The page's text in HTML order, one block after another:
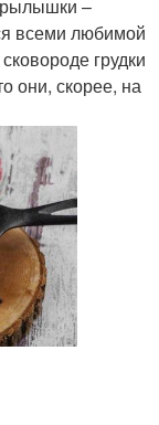
–
всеми любимой
грудки
они, скорее, на